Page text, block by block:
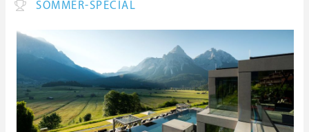
SOMMER-SPECIAL